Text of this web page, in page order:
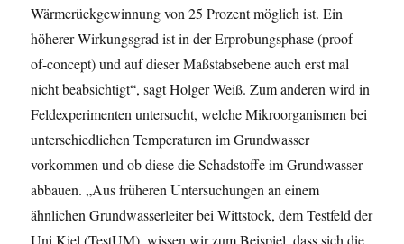
Wärmerückgewinnung von 25 Prozent möglich ist. Ein
höherer Wirkungsgrad ist in der Erprobungsphase (proof-
of-concept) und auf dieser Maßstabsebene auch erst mal
nicht beabsichtigt“, sagt Holger Weiß. Zum anderen wird in
Feldexperimenten untersucht, welche Mikroorganismen bei
unterschiedlichen Temperaturen im Grundwasser
vorkommen und ob diese die Schadstoffe im Grundwasser
abbauen. „Aus früheren Untersuchungen an einem
ähnlichen Grundwasserleiter bei Wittstock, dem Testfeld der